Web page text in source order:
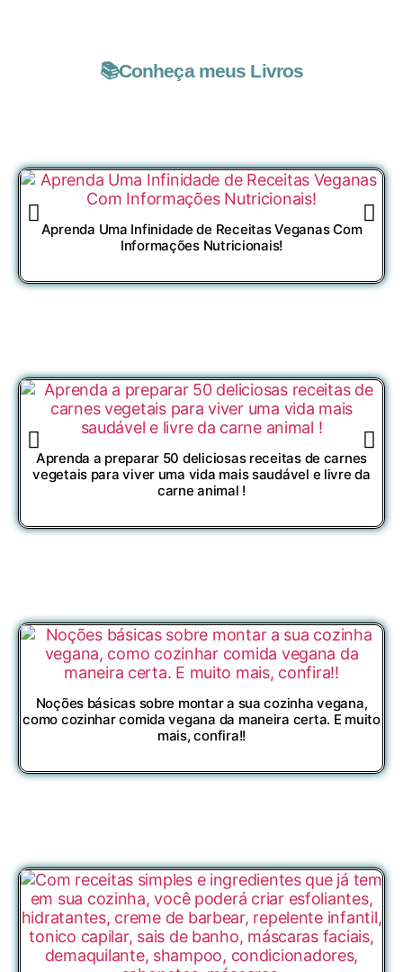
📚Conheça meus Livros
Aprenda Uma Infinidade de Receitas Veganas Com
Informações Nutricionais!
Aprenda a preparar 50 deliciosas receitas de carnes
vegetais para viver uma vida mais saudável e livre da
carne animal !
Noções básicas sobre montar a sua cozinha vegana,
como cozinhar comida vegana da maneira certa. E muito
mais, confira!!